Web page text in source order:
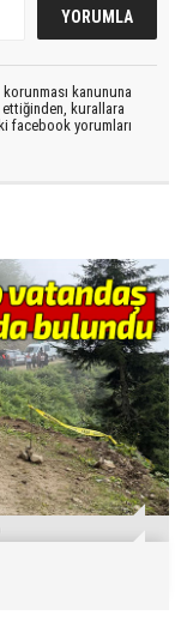
kanununa
kurallara
facebook yorumları